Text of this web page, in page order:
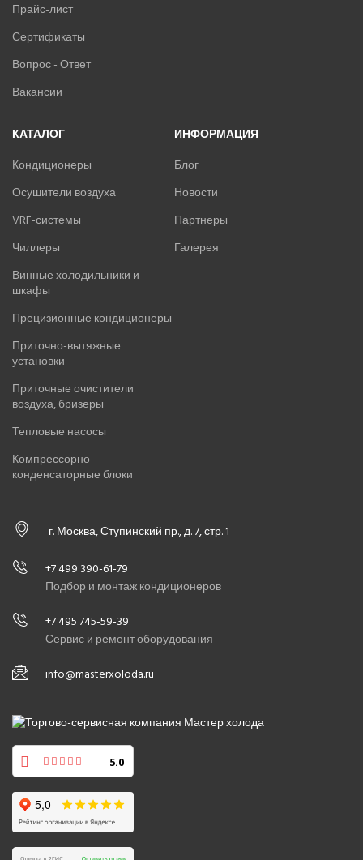
Прайс-лист
Сертификаты
Вопрос - Ответ
Вакансии
КАТАЛОГ
Кондиционеры
Осушители воздуха
VRF-системы
Чиллеры
Винные холодильники и
шкафы
Прецизионные кондиционеры
Приточно-вытяжные
установки
Приточные очистители
воздуха, бризеры
Тепловые насосы
Компрессорно-
конденсаторные блоки
ИНФОРМАЦИЯ
Блог
Новости
Партнеры
Галерея
г. Москва, Ступинский пр., д. 7, стр. 1
+7 499 390-61-79
Подбор и монтаж кондиционеров
+7 495 745-59-39
Сервис и ремонт оборудования
info@masterxoloda.ru
5.0